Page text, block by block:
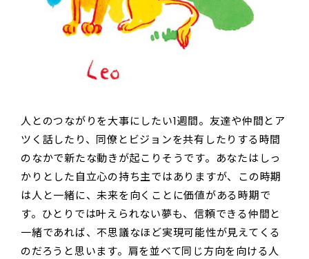
人とのつながりを大事にしたい1週間。友達や仲間とア
ツく話したり、同僚とビジョンを共有したりする時間
のなかで新たな動きが起こりそうです。あなたはしっ
かりとした自立心の持ち主ではありますが、この時期
は人と一緒に、未来を向くことに価値がある時期で
す。ひとりでは叶えられない夢も、信頼できる仲間と
一緒であれば、不思議なほど実現可能性が見えてくる
のだろうと思います。肩を並べて同じ方向を向ける人